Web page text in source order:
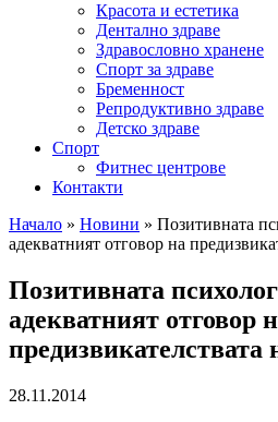
Красота и естетика
Дентално здраве
Здравословно хранене
Спорт за здраве
Бременност
Репродуктивно здраве
Детско здраве
Спорт
Фитнес центрове
Контакти
Начало » Новини » Позитивната
адекватният отговор на
Позитивната
адекватният отговор
предизвикателствата
28.11.2014